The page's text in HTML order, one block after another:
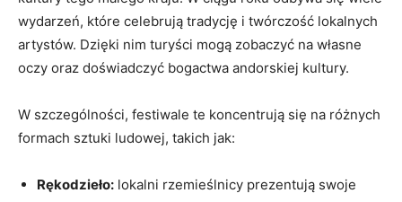
wydarzeń,‌ które celebrują tradycję ‌i twórczość lokalnych
artystów. Dzięki ‍nim turyści ⁢mogą ⁢zobaczyć na własne ​
oczy oraz doświadczyć ‌bogactwa‍ andorskiej‍ kultury.
W szczególności, festiwale te koncentrują się na różnych
formach sztuki ludowej, takich jak:
Rękodzieło: lokalni rzemieślnicy⁢ prezentują‌ swoje